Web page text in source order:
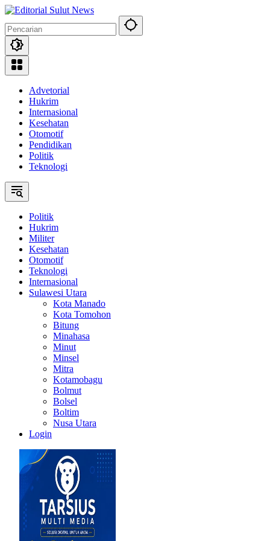
Langsung
konten
Advetorial
Hukrim
Internasional
Kesehatan
Otomotif
Pendidikan
Politik
Teknologi
Politik
Hukrim
Militer
Kesehatan
Otomotif
Teknologi
Internasional
Sulawesi Utara
Kota Manado
Kota Tomohon
Bitung
Minahasa
Minut
Minsel
Mitra
Kotamobagu
Bolmut
Bolsel
Boltim
Nusa Utara
Login